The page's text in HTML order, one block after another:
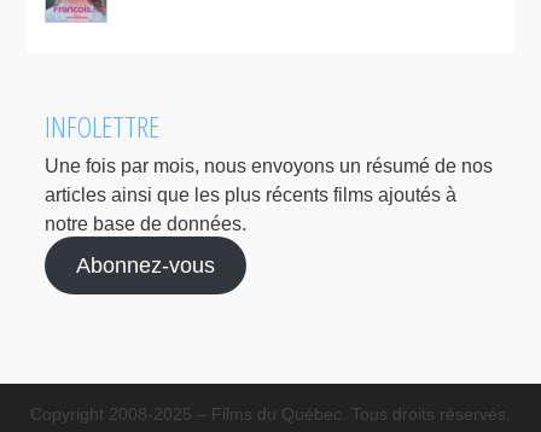
INFOLETTRE
Une fois par mois, nous envoyons un résumé de nos
articles ainsi que les plus récents films ajoutés à
notre base de données.
Abonnez-vous
Copyright 2008-2025 – Films du Québec. Tous droits réservés.